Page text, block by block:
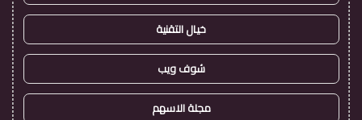
خيال التقنية
شوف ويب
مجلة الاسهم